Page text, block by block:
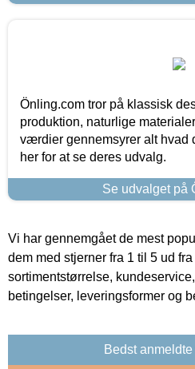
Önling.com tror på klassisk
produktion, naturlige
værdier gennemsyrer alt hvad
her for at se deres udvalg.
Se udvalget på
Vi har gennemgået de mest
dem med stjerner fra 1 til 5 ud
sortimentstørrelse,
betingelser, leveringsformer og
Bedst